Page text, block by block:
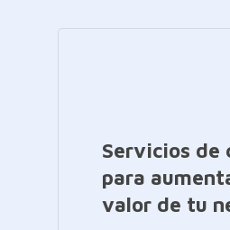
Servicios de
para
valor de tu